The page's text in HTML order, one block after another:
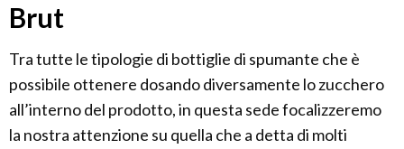
Brut
Tra tutte le tipologie di bottiglie di spumante che è
possibile ottenere dosando diversamente lo zucchero
all’interno del prodotto, in questa sede focalizzeremo
la nostra attenzione su quella che a detta di molti